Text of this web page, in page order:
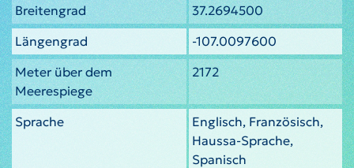
Breitengrad
37.2694500
Längengrad
-107.0097600
Meter über dem
Meerespiege
2172
Sprache
Englisch, Französisch,
Haussa-Sprache,
Spanisch